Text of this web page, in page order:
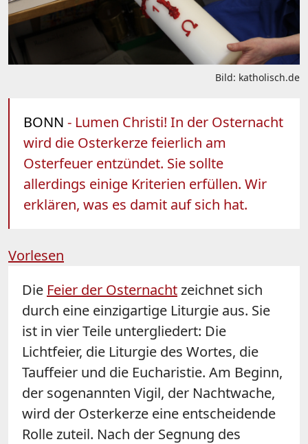
Bild: katholisch.de
BONN - Lumen Christi! In der Osternacht
wird die Osterkerze feierlich am
Osterfeuer entzündet. Sie sollte
allerdings einige Kriterien erfüllen. Wir
erklären, was es damit auf sich hat.
Vorlesen
Die Feier der Osternachtzeichnet sich
durch eine einzigartige Liturgie aus. Sie
ist in vier Teile untergliedert: Die
Lichtfeier, die Liturgie des Wortes, die
Tauffeier und die Eucharistie. Am Beginn,
der sogenannten Vigil, der Nachtwache,
wird der Osterkerze eine entscheidende
Rolle zuteil. Nach der Segnung des